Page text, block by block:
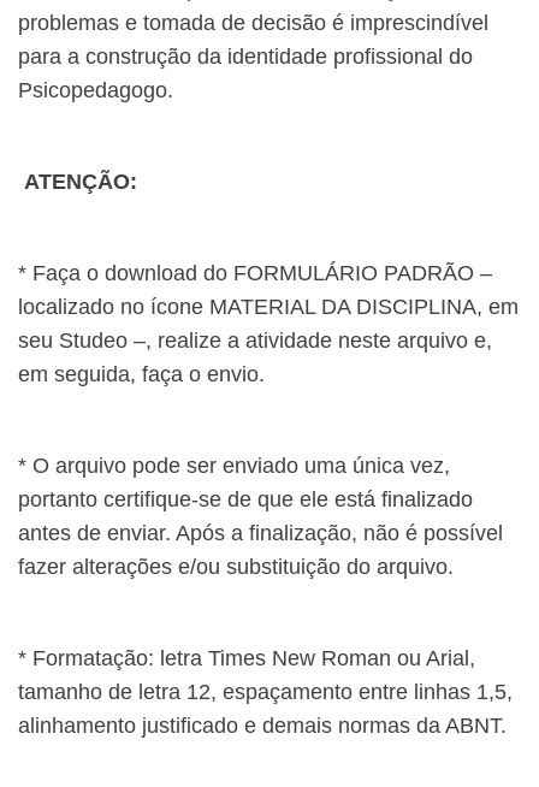
problemas e tomada de decisão é imprescindível
para a construção da identidade profissional do
Psicopedagogo.
ATENÇÃO:
* Faça o download do FORMULÁRIO PADRÃO –
localizado no ícone MATERIAL DA DISCIPLINA, em
seu Studeo –, realize a atividade neste arquivo e,
em seguida, faça o envio.
* O arquivo pode ser enviado uma única vez,
portanto certifique-se de que ele está finalizado
antes de enviar. Após a finalização, não é possível
fazer alterações e/ou substituição do arquivo.
* Formatação: letra Times New Roman ou Arial,
tamanho de letra 12, espaçamento entre linhas 1,5,
alinhamento justificado e demais normas da ABNT.